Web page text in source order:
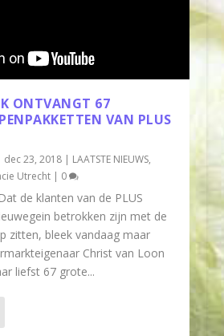
ONTVANGT 67
VAN PLUS
dec 23, 2018| LAATSTE NIEUWS,
Utrecht| 0
de klanten van de PLUS
betrokken zijn met de
zitten, bleek vandaag maar
Christ van Loon
liefst 67 grote...